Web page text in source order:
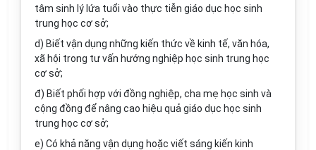
tâm sinh lý lứa tuổi vào thực tiễn giáo dục học sinh
trung học cơ sở;
d) Biết vận dụng những kiến thức về kinh tế, văn hóa,
xã hội trong tư vấn hướng nghiệp học sinh trung học
cơ sở;
đ) Biết phối hợp với đồng nghiệp, cha mẹ học sinh và
cộng đồng để nâng cao hiệu quả giáo dục học sinh
trung học cơ sở;
e) Có khả năng vận dụng hoặc viết sáng kiến kinh